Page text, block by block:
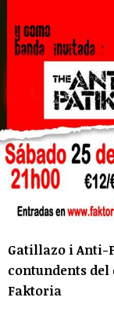
Gatillazo i Anti-
contundents del
Faktoria